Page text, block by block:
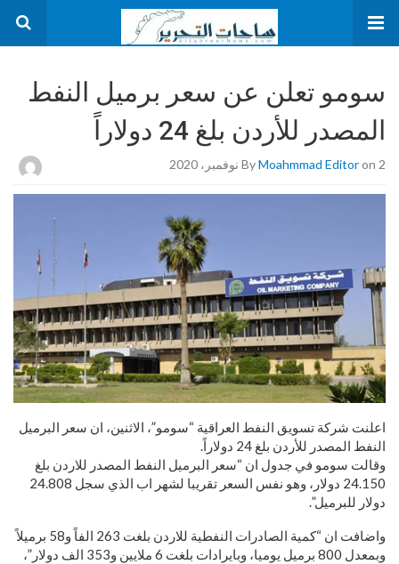
سومو تعلن عن سعر برميل النفط
المصدر للأردن بلغ 24 دولاراً
ByMoahmmad Editoron 2 نوفمبر، 2020
اعلنت شركة تسويق النفط العراقية “سومو”، الاثنين، ان سعر البرميل
النفط المصدر للأردن بلغ 24 دولاراً.
وقالت سومو في جدول ان “سعر البرميل النفط المصدر للاردن بلغ
24.150 دولار، وهو نفس السعر تقريبا لشهر اب الذي سجل 24.808
دولار للبرميل”.
واضافت ان “كمية الصادرات النفطية للاردن بلغت 263 الفاً و58 برميلاً
وبمعدل 800 برميل يوميا، وبايرادات بلغت 6 ملايين و353 الف دولار”،